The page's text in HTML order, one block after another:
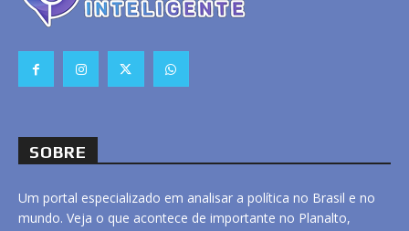
SOBRE
Um portal especializado em analisar a política no Brasil e no
mundo. Veja o que acontece de importante no Planalto,